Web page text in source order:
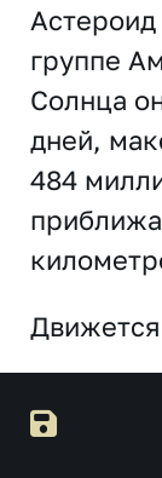
Астероид
группе
Солнца
дней,
484